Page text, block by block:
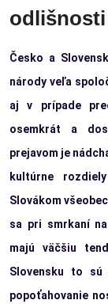
Česko a
národy veľa
aj v prípade
osemkrát a
prejavom je
kultúrne
Slovákom
sa pri smrkaní
majú väčšiu
Slovensku to
popoťahovanie